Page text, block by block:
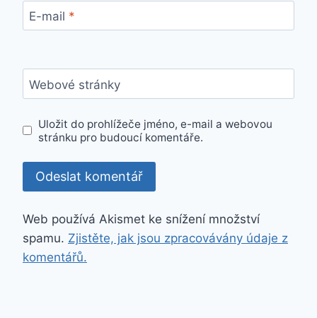
E-mail *
Webové stránky
Uložit do prohlížeče jméno, e-mail a webovou
stránku pro budoucí komentáře.
Web používá Akismet ke snížení množství
spamu. Zjistěte, jak jsou zpracovávány údaje z
komentářů.